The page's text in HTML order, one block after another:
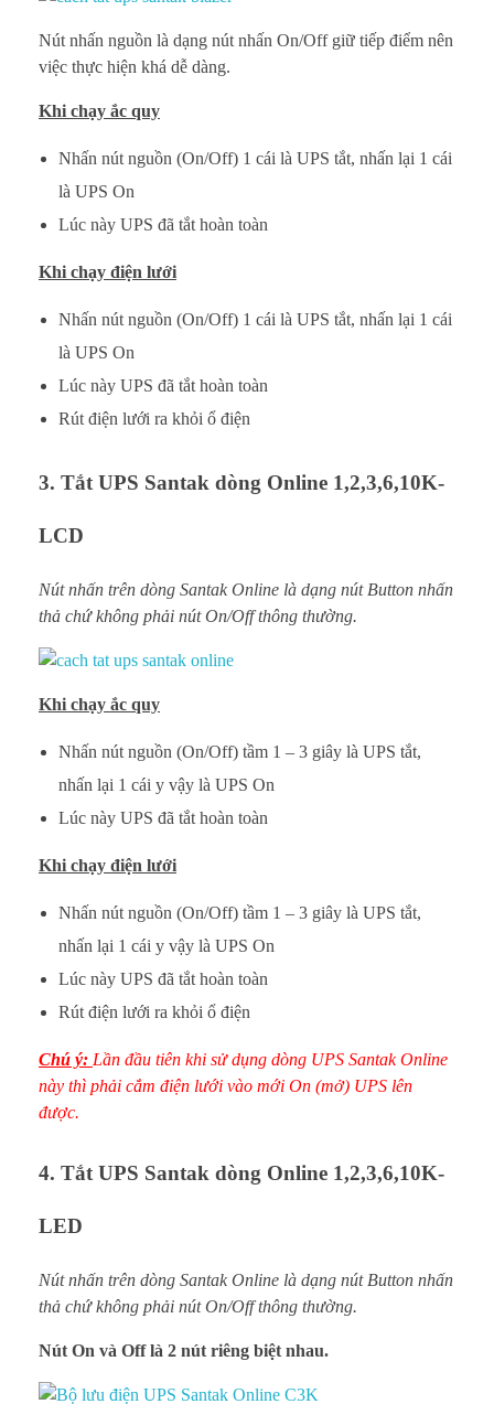
Nút nhấn nguồn là dạng nút nhấn On/Off giữ tiếp điểm nên
việc thực hiện khá dễ dàng.
Khi chạy ắc quy
Nhấn nút nguồn (On/Off) 1 cái là UPS tắt, nhấn lại 1 cái
là UPS On
Lúc này UPS đã tắt hoàn toàn
Khi chạy điện lưới
Nhấn nút nguồn (On/Off) 1 cái là UPS tắt, nhấn lại 1 cái
là UPS On
Lúc này UPS đã tắt hoàn toàn
Rút điện lưới ra khỏi ổ điện
3. Tắt UPS Santak dòng Online 1,2,3,6,10K-
LCD
Nút nhấn trên dòng Santak Online là dạng nút Button nhấn
thả chứ không phải nút On/Off thông thường.
Khi chạy ắc quy
Nhấn nút nguồn (On/Off) tầm 1 – 3 giây là UPS tắt,
nhấn lại 1 cái y vậy là UPS On
Lúc này UPS đã tắt hoàn toàn
Khi chạy điện lưới
Nhấn nút nguồn (On/Off) tầm 1 – 3 giây là UPS tắt,
nhấn lại 1 cái y vậy là UPS On
Lúc này UPS đã tắt hoàn toàn
Rút điện lưới ra khỏi ổ điện
Chú ý: Lần đầu tiên khi sử dụng dòng UPS Santak Online
này thì phải cắm điện lưới vào mới On (mở) UPS lên
được.
4. Tắt UPS Santak dòng Online 1,2,3,6,10K-
LED
Nút nhấn trên dòng Santak Online là dạng nút Button nhấn
thả chứ không phải nút On/Off thông thường.
Nút On và Off là 2 nút riêng biệt nhau.